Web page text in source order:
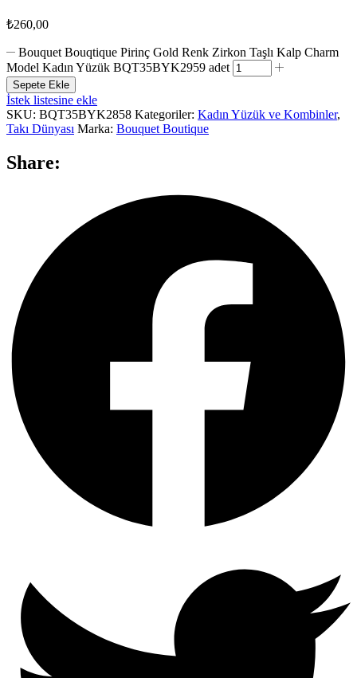
₺260,00
Bouquet Bouqtique Pirinç Gold Renk Zirkon Taşlı Kalp Charm
Model Kadın Yüzük BQT35BYK2959 adet
Sepete Ekle
İstek listesine ekle
SKU: BQT35BYK2858 Kategoriler: Kadın Yüzük ve Kombinler,
Takı Dünyası Marka: Bouquet Boutique
Share: